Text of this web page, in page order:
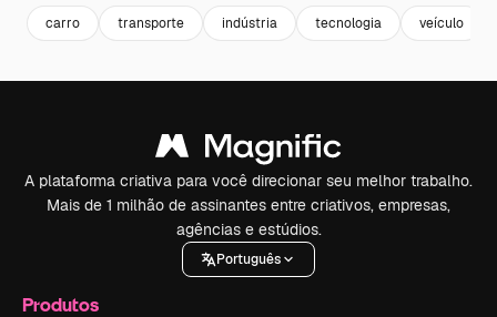
carro transporte indústria tecnologia veículo
A plataforma criativa para você direcionar seu melhor trabalho.
Mais de 1 milhão de assinantes entre criativos, empresas,
agências e estúdios.
Português
Produtos